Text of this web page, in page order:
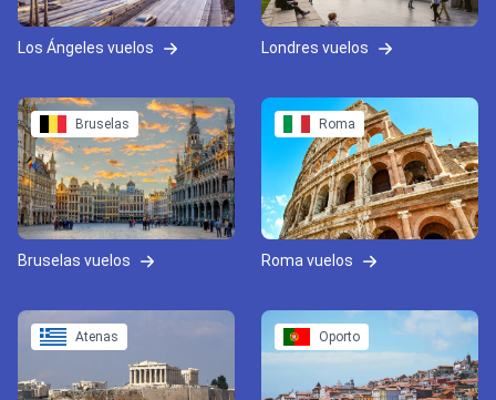
Los Ángeles vuelos Londres vuelos
Bruselas
Bruselas vuelos
Roma
Roma vuelos
Atenas Oporto